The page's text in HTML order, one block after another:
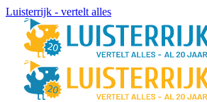
Luisterrijk - vertelt alles